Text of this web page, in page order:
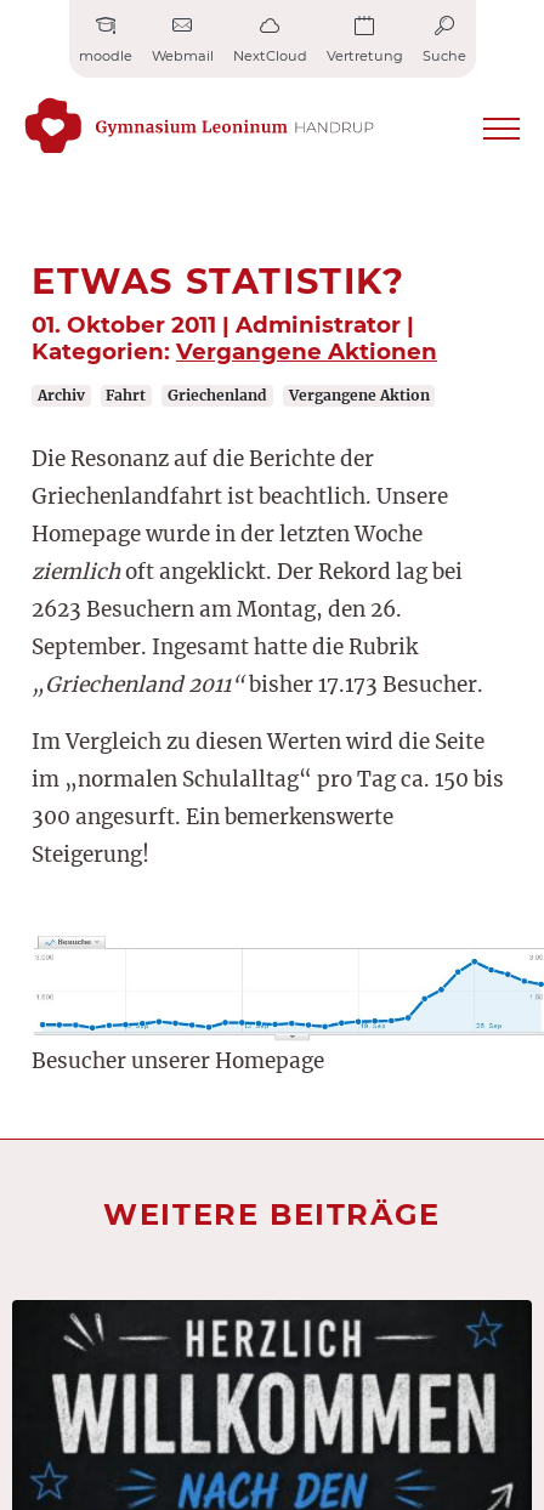
moodle Webmail NextCloud Vertretung Suche
ETWAS STATISTIK?
01. Oktober 2011 | Administrator |
Kategorien: Vergangene Aktionen
Archiv Fahrt Griechenland Vergangene Aktion
Die Resonanz auf die Berichte der
Griechenlandfahrt ist beachtlich. Unsere
Homepage wurde in der letzten Woche
ziemlichoft angeklickt. Der Rekord lag bei
2623 Besuchern am Montag, den 26.
September. Ingesamt hatte die Rubrik
„Griechenland 2011“bisher 17.173 Besucher.
Im Vergleich zu diesen Werten wird die Seite
im „normalen Schulalltag“ pro Tag ca. 150 bis
300 angesurft. Ein bemerkenswerte
Steigerung!
Besucher unserer Homepage
WEITERE BEITRÄGE